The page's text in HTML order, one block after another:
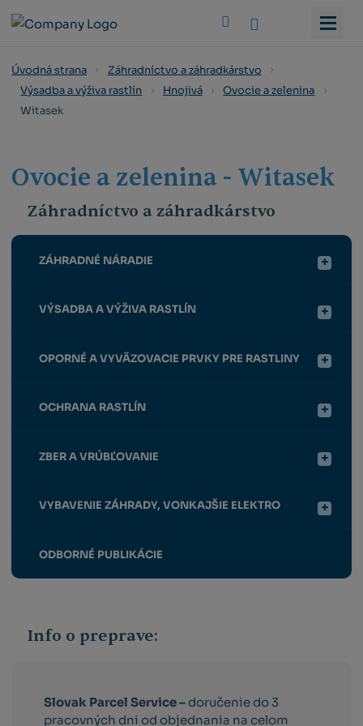
Úvodná strana
Záhradníctvo a záhradkárstvo
Výsadba a výživa rastlín
Hnojivá
Ovocie a zelenina
Witasek
Ovocie a zelenina - Witasek
Záhradníctvo a záhradkárstvo
ZÁHRADNÉ NÁRADIE
VÝSADBA A VÝŽIVA RASTLÍN
OPORNÉ A VYVÄZOVACIE PRVKY PRE RASTLINY
OCHRANA RASTLÍN
ZBER A VRÚBĽOVANIE
VYBAVENIE ZÁHRADY, VONKAJŠIE ELEKTRO
ODBORNÉ PUBLIKÁCIE
Info o preprave:
Slovak Parcel Service – doručenie do 3
pracovných dni od objednania na celom